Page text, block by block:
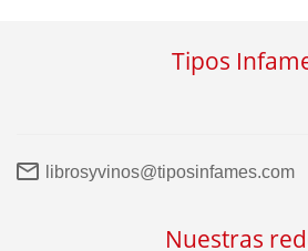
Tipos
librosyvinos@tiposinfames.com
Nuestras